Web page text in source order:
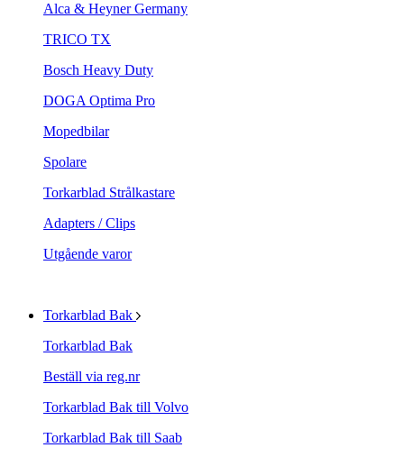
Alca & Heyner Germany
TRICO TX
Bosch Heavy Duty
DOGA Optima Pro
Mopedbilar
Spolare
Torkarblad Strålkastare
Adapters / Clips
Utgående varor
Torkarblad Bak
Torkarblad Bak
Beställ via reg.nr
Torkarblad Bak till Volvo
Torkarblad Bak till Saab